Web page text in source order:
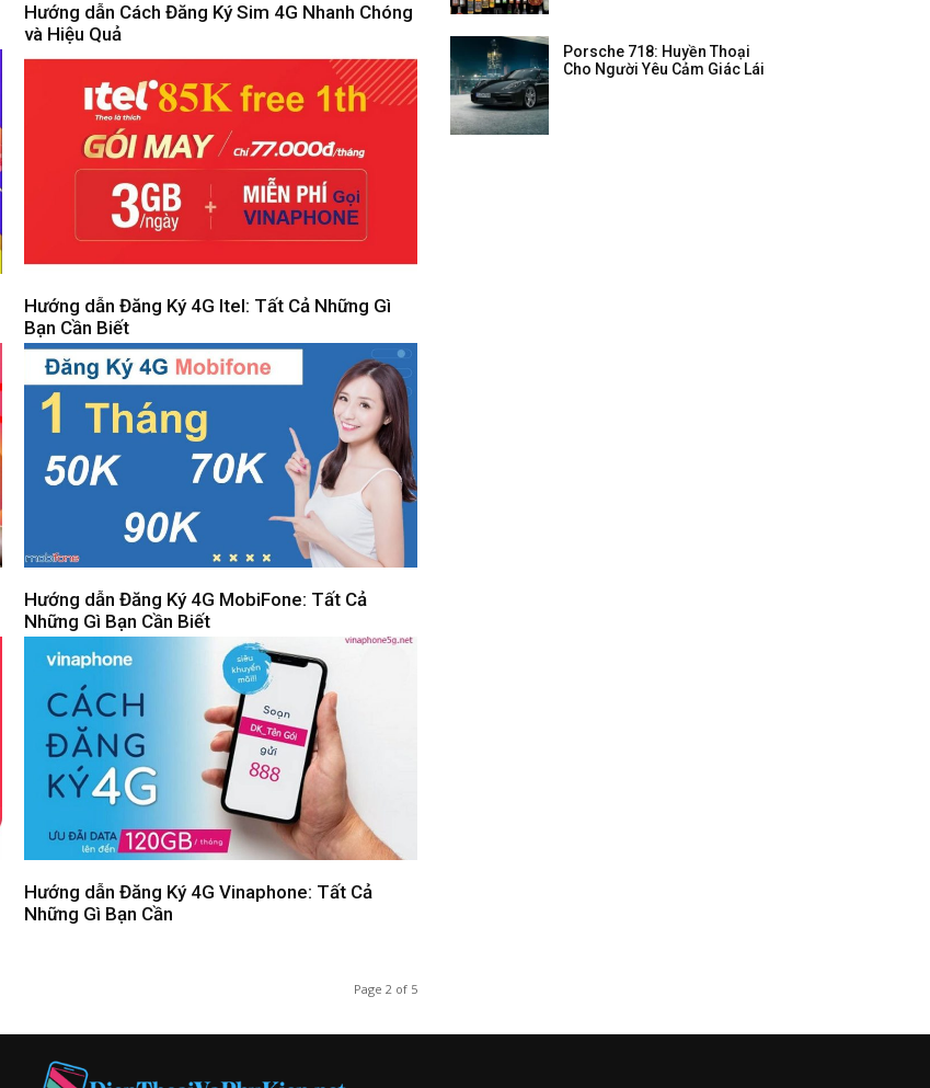
Hướng dẫn Cách Đăng Ký Sim 4G Nhanh Chóng
và Hiệu Quả
Hướng dẫn Đăng Ký 4G Itel: Tất Cả Những Gì
Bạn Cần Biết
Hướng dẫn Đăng Ký 4G MobiFone: Tất Cả
Những Gì Bạn Cần Biết
Hướng dẫn Đăng Ký 4G Vinaphone: Tất Cả
Những Gì Bạn Cần
Page 2 of 5
Porsche 718: Huyền Thoại
Cho Người Yêu Cảm Giác Lái